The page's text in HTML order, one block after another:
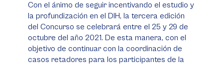
Con el ánimo de seguir incentivando el estudio y
la profundización en el DIH, la tercera edición
del Concurso se celebrará entre el 25 y 29 de
octubre del año 2021. De esta manera, con el
objetivo de continuar con la coordinación de
casos retadores para los participantes de la